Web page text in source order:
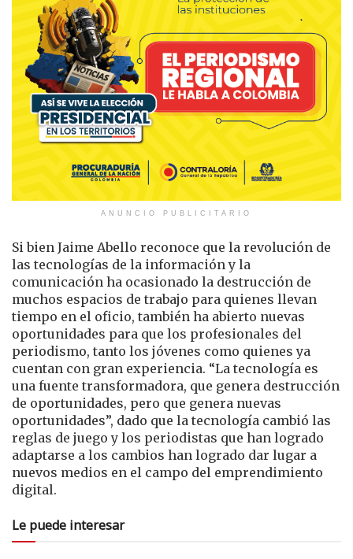
ANUNCIO PUBLICITARIO
Si bien Jaime Abello reconoce que la revolución de
las tecnologías de la información y la
comunicación ha ocasionado la destrucción de
muchos espacios de trabajo para quienes llevan
tiempo en el oficio, también ha abierto nuevas
oportunidades para que los profesionales del
periodismo, tanto los jóvenes como quienes ya
cuentan con gran experiencia. “La tecnología es
una fuente transformadora, que genera destrucción
de oportunidades, pero que genera nuevas
oportunidades”, dado que la tecnología cambió las
reglas de juego y los periodistas que han logrado
adaptarse a los cambios han logrado dar lugar a
nuevos medios en el campo del emprendimiento
digital.
Le puede interesar